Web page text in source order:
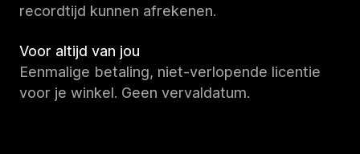
recordtijd kunnen afrekenen.
Voor altijd van jou
Eenmalige betaling, niet-verlopende licentie
voor je winkel. Geen vervaldatum.